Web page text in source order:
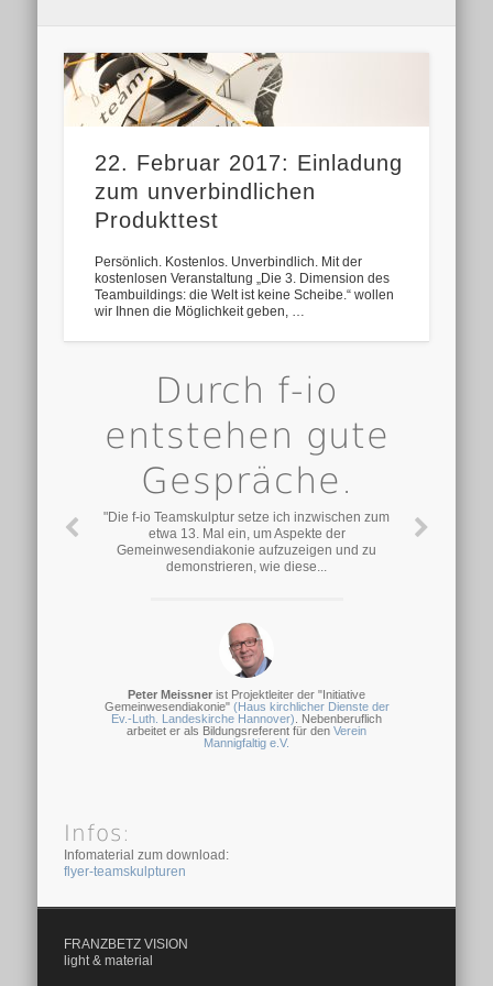
22. Februar 2017: Einladung
zum unverbindlichen
Produkttest
Persönlich. Kostenlos. Unverbindlich. Mit der
kostenlosen Veranstaltung „Die 3. Dimension des
Teambuildings: die Welt ist keine Scheibe.“ wollen
wir Ihnen die Möglichkeit geben, …
Durch f-io
entstehen gute
Gespräche.
"Die f-io Teamskulptur setze ich inzwischen zum
etwa 13. Mal ein, um Aspekte der
Gemeinwesendiakonie aufzuzeigen und zu
demonstrieren, wie diese...
Peter Meissner ist Projektleiter der "Initiative
Gemeinwesendiakonie" (Haus kirchlicher Dienste der
Ev.-Luth. Landeskirche Hannover) . Nebenberuflich
arbeitet er als Bildungsreferent für den Verein
Mannigfaltig e.V.
Einfach genial!
Knut Basedow ist Architekt und arbeitet in Hannover.
Infos:
Infomaterial zum download:
flyer-teamskulpturen
FRANZBETZ VISION
light & material